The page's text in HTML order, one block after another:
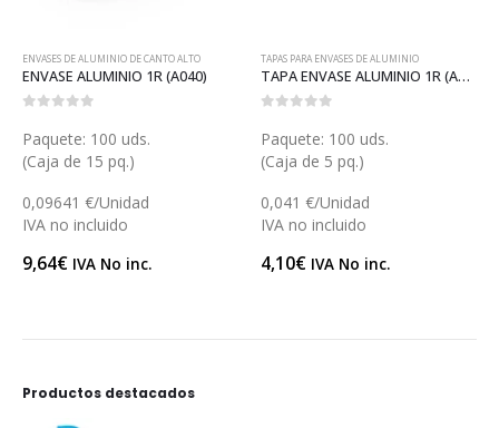
TAPAS PARA ENVASES DE ALUMINIO
TAPA ENVASE ALUMINIO 1R (AT05)
Paquete: 100 uds.
(Caja de 5 pq.)
0,041 €/Unidad
IVA no incluido
4,10€ IVA No inc.
ENVASES DE ALUMINIO
Paquete: 100 uds.
(Caja de 12 pq.)
0,34026 €/Unidad
IVA no incluido
34,03 € IVA No inc.
Productos destacados